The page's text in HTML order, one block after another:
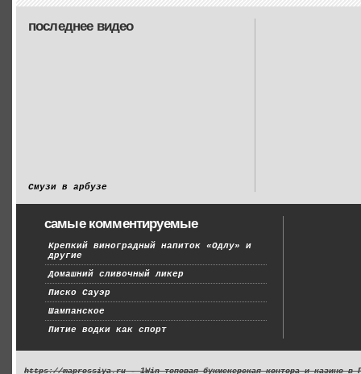
последнее видео
Смузи в арбузе
самые комментируемые
Крепкий виноградный напиток «Одлу» и
другие
Домашний сливочный ликер
Писко Сауэр
Шампанское
Питие водки как спорт
https://maprossiya.ru - 1Win топовая букмекерская контора и казино в